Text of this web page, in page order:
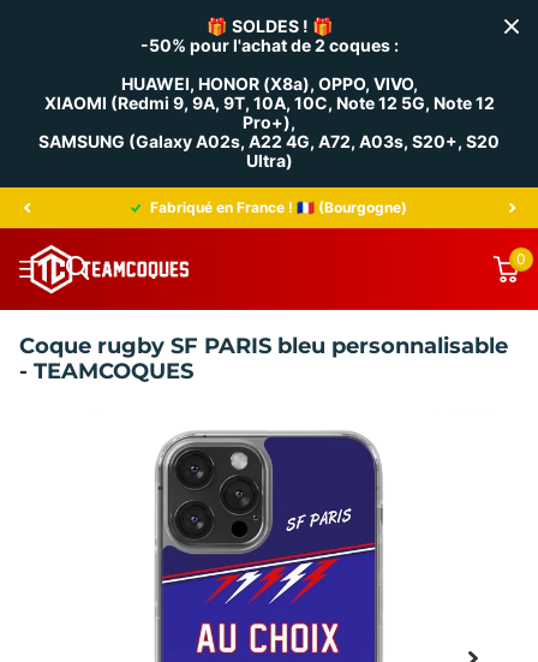
🎁 SOLDES ! 🎁
-50% pour l'achat de 2 coques :
HUAWEI, HONOR (X8a), OPPO, VIVO,
XIAOMI (Redmi 9, 9A, 9T, 10A, 10C, Note 12 5G, Note 12
Pro+),
SAMSUNG (Galaxy A02s, A22 4G, A72, A03s, S20+, S20
Ultra)
Fabriqué en France ! 🇫🇷 (Bourgogne)
0
Coque rugby SF PARIS bleu personnalisable
- TEAMCOQUES